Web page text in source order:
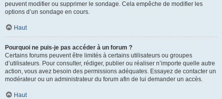
peuvent modifier ou supprimer le sondage. Cela empêche de modifier les
options d’un sondage en cours.
Haut
Pourquoi ne puis-je pas accéder à un forum ?
Certains forums peuvent être limités à certains utilisateurs ou groupes
d’utilisateurs. Pour consulter, rédiger, publier ou réaliser n’importe quelle autre
action, vous avez besoin des permissions adéquates. Essayez de contacter un
modérateur ou un administrateur du forum afin de lui demander un accès.
Haut